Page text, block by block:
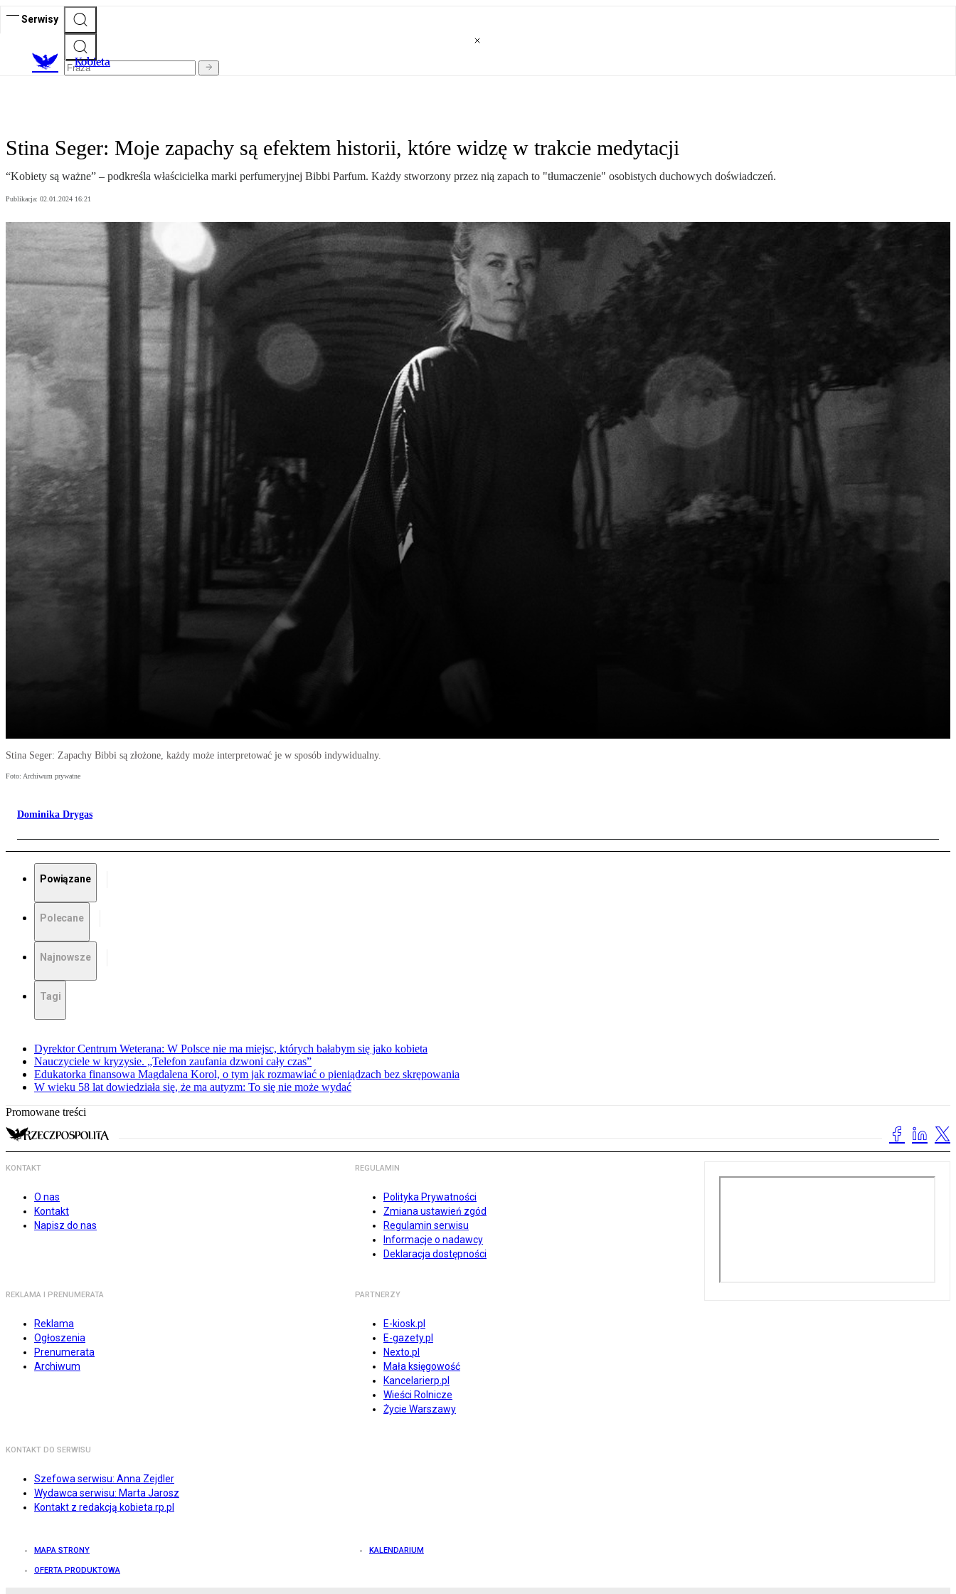
Serwisy
Kobieta
Stina Seger: Moje zapachy są efektem historii, które widzę w trakcie medytacji
“Kobiety są ważne” – podkreśla właścicielka marki perfumeryjnej Bibbi Parfum. Każdy stworzony przez nią zapach to "tłumaczenie" osobistych duchowych doświadczeń.
Publikacja: 02.01.2024 16:21
Stina Seger: Zapachy Bibbi są złożone, każdy może interpretować je w sposób indywidualny.
Foto: Archiwum prywatne
Dominika Drygas
Powiązane
Polecane
Najnowsze
Tagi
Dyrektor Centrum Weterana: W Polsce nie ma miejsc, których bałabym się jako kobieta
Nauczyciele w kryzysie. „Telefon zaufania dzwoni cały czas”
Edukatorka finansowa Magdalena Korol, o tym jak rozmawiać o pieniądzach bez skrępowania
W wieku 58 lat dowiedziała się, że ma autyzm: To się nie może wydać
Promowane treści
KONTAKT
O nas
Kontakt
Napisz do nas
REGULAMIN
Polityka Prywatności
Zmiana ustawień zgód
Regulamin serwisu
Informacje o nadawcy
Deklaracja dostępności
REKLAMA I PRENUMERATA
Reklama
Ogłoszenia
Prenumerata
Archiwum
PARTNERZY
E-kiosk.pl
E-gazety.pl
Nexto.pl
Mała księgowość
Kancelarierp.pl
Wieści Rolnicze
Życie Warszawy
KONTAKT DO SERWISU
Szefowa serwisu: Anna Zejdler
Wydawca serwisu: Marta Jarosz
Kontakt z redakcją kobieta.rp.pl
MAPA STRONY KALENDARIUM
OFERTA PRODUKTOWA